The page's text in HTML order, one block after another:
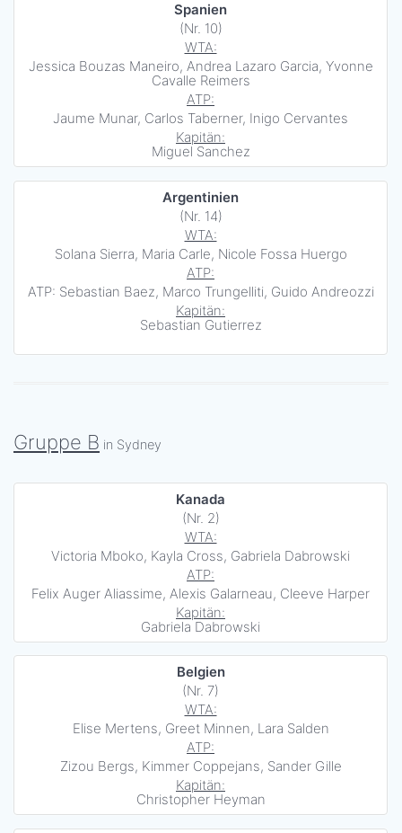
Spanien
(Nr. 10)
WTA:
Jessica Bouzas Maneiro, Andrea Lazaro Garcia, Yvonne
Cavalle Reimers
ATP:
Jaume Munar, Carlos Taberner, Inigo Cervantes
Kapitän:
Miguel Sanchez
Argentinien
(Nr. 14)
WTA:
Solana Sierra, Maria Carle, Nicole Fossa Huergo
ATP:
ATP: Sebastian Baez, Marco Trungelliti, Guido Andreozzi
Kapitän:
Sebastian Gutierrez
Gruppe B in Sydney
Kanada
(Nr. 2)
WTA:
Victoria Mboko, Kayla Cross, Gabriela Dabrowski
ATP:
Felix Auger Aliassime, Alexis Galarneau, Cleeve Harper
Kapitän:
Gabriela Dabrowski
Belgien
(Nr. 7)
WTA:
Elise Mertens, Greet Minnen, Lara Salden
ATP:
Zizou Bergs, Kimmer Coppejans, Sander Gille
Kapitän:
Christopher Heyman